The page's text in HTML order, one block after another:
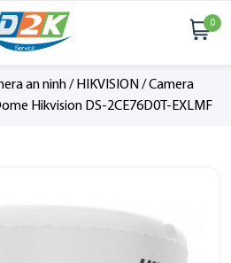
0
an ninh/ HIKVISION /Camera
Hikvision DS-2CE76D0T-EXLMF